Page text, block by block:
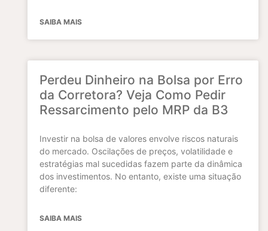
SAIBA MAIS
Perdeu Dinheiro na Bolsa por Erro
da Corretora? Veja Como Pedir
Ressarcimento pelo MRP da B3
Investir na bolsa de valores envolve riscos naturais
do mercado. Oscilações de preços, volatilidade e
estratégias mal sucedidas fazem parte da dinâmica
dos investimentos. No entanto, existe uma situação
diferente:
SAIBA MAIS